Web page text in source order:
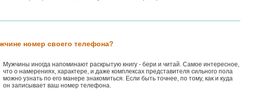
номер своего телефона?
Мужчины иногда напоминают раскрытую книгу - бери и читай. Самое интересное,
что о намерениях, характере, и даже комплексах представителя сильного пола
можно узнать по его манере знакомиться. Если быть точнее, по тому, как и куда
он записывает ваш номер телефона.